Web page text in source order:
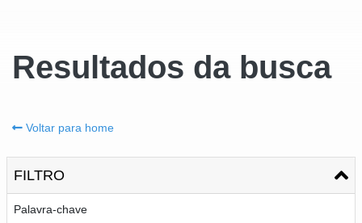
Resultados da busca
Voltar para home
FILTRO
Palavra-chave